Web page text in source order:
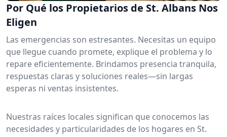
Por Qué los Propietarios de St. Albans Nos
Eligen
Las emergencias son estresantes. Necesitas un equipo
que llegue cuando promete, explique el problema y lo
repare eficientemente. Brindamos presencia tranquila,
respuestas claras y soluciones reales—sin largas
esperas ni ventas insistentes.
Nuestras raíces locales significan que conocemos las
necesidades y particularidades de los hogares en St.